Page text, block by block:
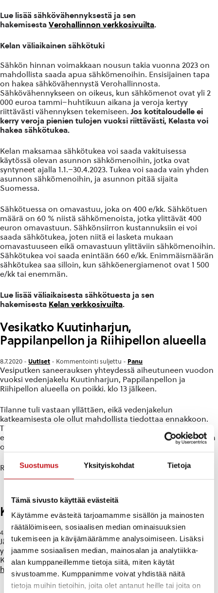
Suostumus Yksityiskohdat Tietoja
Tämä sivusto käyttää evästeitä
Käytämme evästeitä tarjoamamme sisällön ja mainosten
räätälöimiseen, sosiaalisen median ominaisuuksien
tukemiseen ja kävijämäärämme analysoimiseen. Lisäksi
jaamme sosiaalisen median, mainosalan ja analytiikka-
alan kumppaneillemme tietoja siitä, miten käytät
sivustoamme. Kumppanimme voivat yhdistää näitä
tietoja muihin tietoihin, joita olet antanut heille tai joita on
Lue lisää sähkövähennyksestä ja sen
hakemisesta Verohallinnon verkkosivuilta.
Kelan väliaikainen sähkötuki
Sähkön hinnan voimakkaan nousun takia vuonna 2023 on
mahdollista saada apua sähkömenoihin. Ensisijainen tapa
on hakea sähkövähennystä Verohallinnosta.
Sähkövähennykseen on oikeus, kun sähkömenot ovat yli 2
000 euroa tammi–huhtikuun aikana ja veroja kertyy
riittävästi vähennyksen tekemiseen.Jos kotitaloudelle ei
kerry veroja pienien tulojen vuoksi riittävästi, Kelasta voi
hakea sähkötukea.
Kelan maksamaa sähkötukea voi saada vakituisessa
käytössä olevan asunnon sähkömenoihin, jotka ovat
syntyneet ajalla 1.1.–30.4.2023. Tukea voi saada vain yhden
asunnon sähkömenoihin, ja asunnon pitää sijaita
Suomessa.
Sähkötuessa on omavastuu, joka on 400 e/kk. Sähkötuen
määrä on 60 % niistä sähkömenoista, jotka ylittävät 400
euron omavastuun. Sähkönsiirron kustannuksiin ei voi
saada sähkötukea, joten niitä ei lasketa mukaan
omavastuuseen eikä omavastuun ylittäviin sähkömenoihin.
Sähkötukea voi saada enintään 660 e/kk. Enimmäismäärän
sähkötukea saa silloin, kun sähköenergiamenot ovat 1 500
e/kk tai enemmän.
Lue lisää väliaikaisesta sähkötuesta ja sen
hakemisesta Kelan verkkosivuilta.
Vesikatko Kuutinharjun,
Pappilanpellon ja Riihipellon alueella
8.7.2020 - Uutiset - Kommentointi suljettu - Panu
Vesiputken saneerauksen yhteydessä aiheutuneen vuodon
vuoksi vedenjakelu Kuutinharjun, Pappilanpellon ja
Riihipellon alueella on poikki. klo 13 jälkeen.
Tilanne tuli vastaan yllättäen, eikä vedenjakelun
katkeamisesta ole ollut mahdollista tiedottaa ennakkoon.
Tämän vuoksi pyydämme kertomaan tätä tietoa eteenpäin
esimerkiksi naapureillenne! Tämän hetkisen tiedon mukaan
ongelma saadaan korjattua ke 8.7. aamupäivän aikana.
Rautalammin vesilaitos
Kuulutus jätetaksaluonnoksista
4.10.2018 - Kuulutukset
Jätelautakunta päätti myös asettaa taksaluonnokset
yleisesti nähtäville jätelautakunnan verkkosivuille.
Kuulutus ja asiakirjat ovat osoitteessa:
http://www.jatelautakunta.fi/fi/kuulutukset-1/